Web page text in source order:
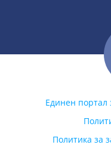
Единен портал
Политика за